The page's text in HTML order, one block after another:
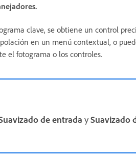
clave, se obtiene un control
en un menú contextual, o
el fotograma o los controles.
de entrada ySuavizado